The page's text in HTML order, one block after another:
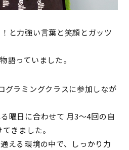
と力強い言葉と笑顔とガッツ
語っていました。
グラミングクラスに参加しなが
曜日に合わせて 月3〜4回の自
きました。
える環境の中で、しっかり力